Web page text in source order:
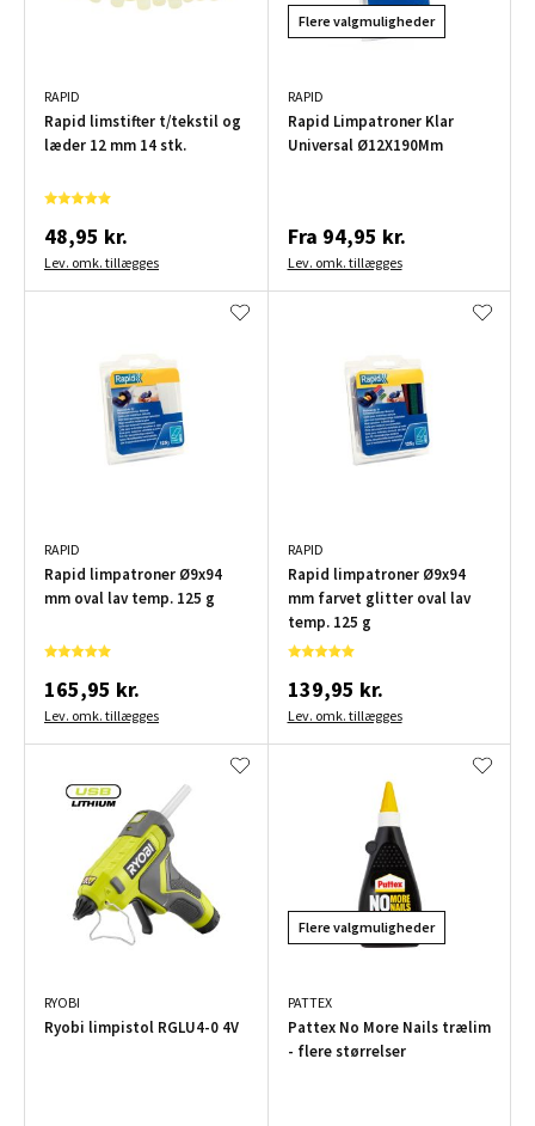
RAPID
Rapid limstifter t/tekstil og
læder 12 mm 14 stk.
48,95 kr.
Lev. omk. tillægges
Flere valgmuligheder
RAPID
Rapid Limpatroner Klar
Universal Ø12X190Mm
Fra 94,95 kr.
Lev. omk. tillægges
RAPID
Rapid limpatroner Ø9x94
mm oval lav temp. 125 g
165,95 kr.
Lev. omk. tillægges
RAPID
Rapid limpatroner Ø9x94
mm farvet glitter oval lav
temp. 125 g
139,95 kr.
Lev. omk. tillægges
RYOBI
Ryobi limpistol RGLU4-0 4V
Flere valgmuligheder
PATTEX
Pattex No More Nails trælim
- flere størrelser